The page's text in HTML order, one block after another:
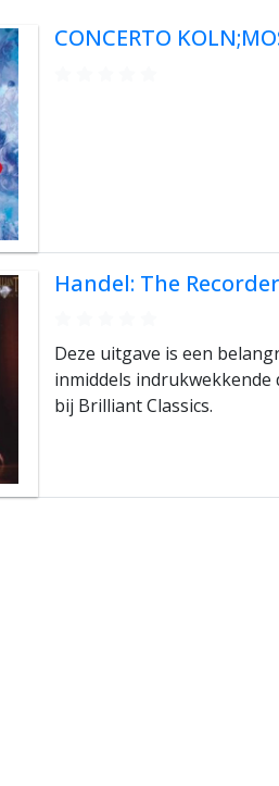
CONCERTO
Handel: The
Deze uitgave is een
inmiddels
bij Brilliant Classics.